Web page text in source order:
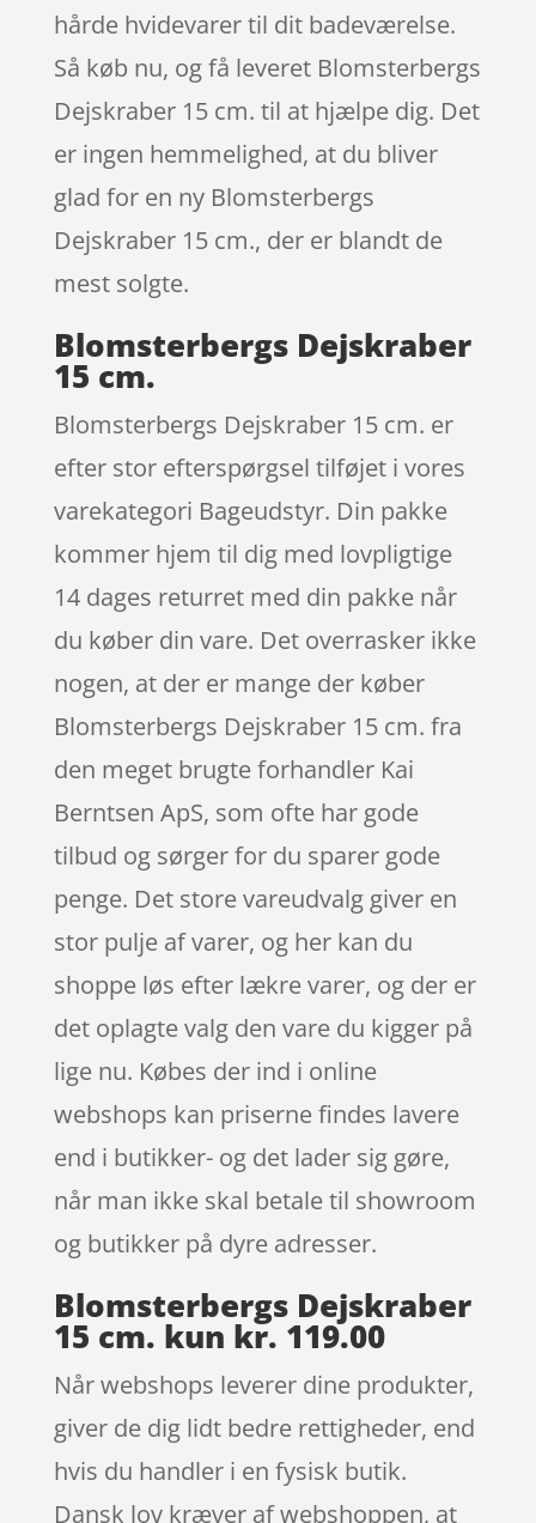
hårde hvidevarer til dit badeværelse.
Så køb nu, og få leveret Blomsterbergs
Dejskraber 15 cm. til at hjælpe dig. Det
er ingen hemmelighed, at du bliver
glad for en ny Blomsterbergs
Dejskraber 15 cm., der er blandt de
mest solgte.
Blomsterbergs Dejskraber
15 cm.
Blomsterbergs Dejskraber 15 cm. er
efter stor efterspørgsel tilføjet i vores
varekategori Bageudstyr. Din pakke
kommer hjem til dig med lovpligtige
14 dages returret med din pakke når
du køber din vare. Det overrasker ikke
nogen, at der er mange der køber
Blomsterbergs Dejskraber 15 cm. fra
den meget brugte forhandler Kai
Berntsen ApS, som ofte har gode
tilbud og sørger for du sparer gode
penge. Det store vareudvalg giver en
stor pulje af varer, og her kan du
shoppe løs efter lækre varer, og der er
det oplagte valg den vare du kigger på
lige nu. Købes der ind i online
webshops kan priserne findes lavere
end i butikker- og det lader sig gøre,
når man ikke skal betale til showroom
og butikker på dyre adresser.
Blomsterbergs Dejskraber
15 cm. kun kr. 119.00
Når webshops leverer dine produkter,
giver de dig lidt bedre rettigheder, end
hvis du handler i en fysisk butik.
Dansk lov kræver af webshoppen, at